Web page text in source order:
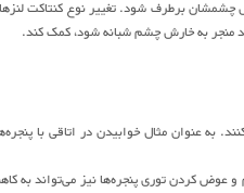
چشمشان برطرف شود. تغییر نوع کنتاکت
منجر به خارش چشم شبانه شود، کمک کند.
به عنوان مثال خوابیدن در اتاقی با
و عوض کردن توری پنجره‌ها نیز می‌تواند به